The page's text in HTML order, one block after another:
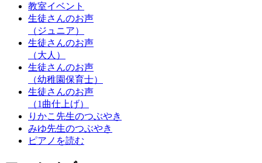
教室イベント
生徒さんのお声
（ジュニア）
生徒さんのお声
（大人）
生徒さんのお声
（幼稚園保育士）
生徒さんのお声
（1曲仕上げ）
りかこ先生のつぶやき
みゆ先生のつぶやき
ピアノを読む